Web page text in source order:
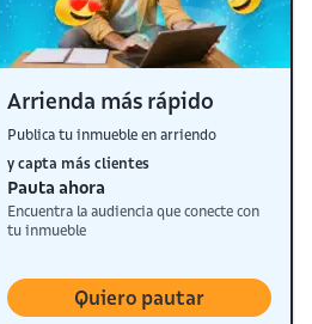
Arrienda más rápido
Publica tu inmueble en arriendo
y capta más clientes
Pauta ahora
Encuentra la audiencia que conecte con
tu inmueble
Quiero pautar